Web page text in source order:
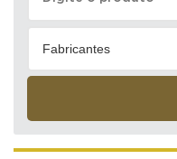
Fabricantes